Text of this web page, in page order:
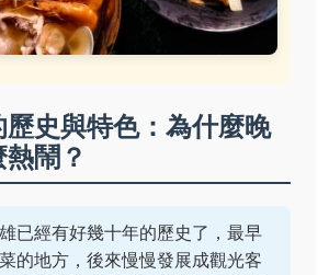
史與特色：為什麼晚
鬧？
已經有好幾十年的歷史了，最早
的地方，後來慢慢發展成觀光客